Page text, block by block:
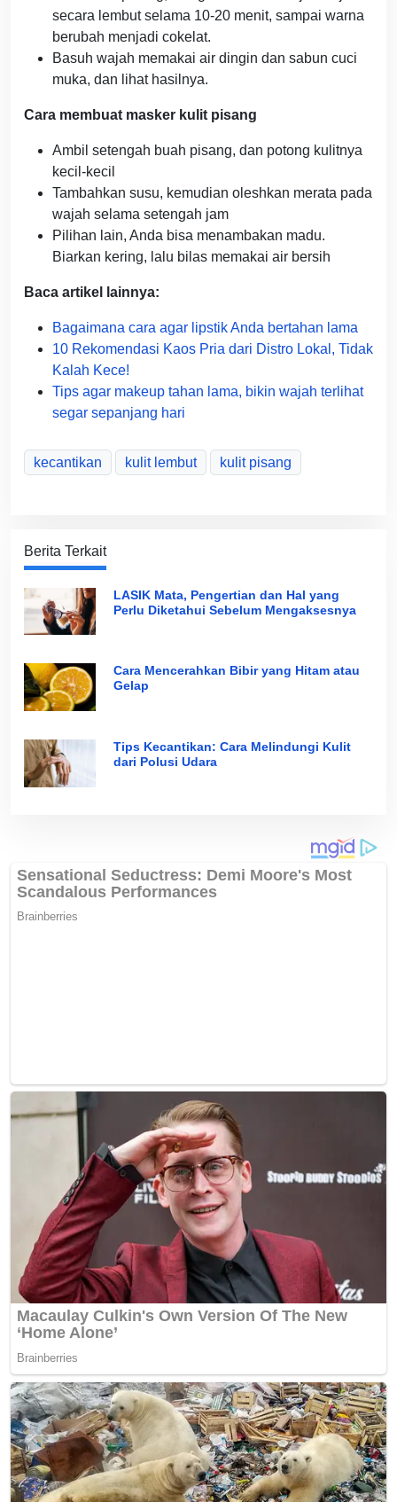
secara lembut selama 10-20 menit, sampai warna
berubah menjadi cokelat.
Basuh wajah memakai air dingin dan sabun cuci
muka, dan lihat hasilnya.
Cara membuat masker kulit pisang
Ambil setengah buah pisang, dan potong kulitnya
kecil-kecil
Tambahkan susu, kemudian oleshkan merata pada
wajah selama setengah jam
Pilihan lain, Anda bisa menambakan madu.
Biarkan kering, lalu bilas memakai air bersih
Baca artikel lainnya:
Bagaimana cara agar lipstik Anda bertahan lama
10 Rekomendasi Kaos Pria dari Distro Lokal, Tidak
Kalah Kece!
Tips agar makeup tahan lama, bikin wajah terlihat
segar sepanjang hari
kecantikan kulit lembut kulit pisang
Berita Terkait
LASIK Mata, Pengertian dan Hal yang
Perlu Diketahui Sebelum Mengaksesnya
Cara Mencerahkan Bibir yang Hitam atau
Gelap
Tips Kecantikan: Cara Melindungi Kulit
dari Polusi Udara